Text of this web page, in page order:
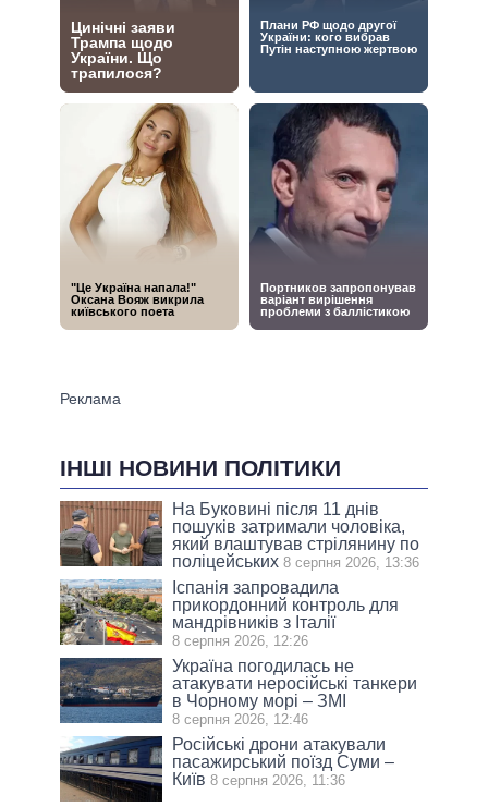
ІНШІ НОВИНИ ПОЛІТИКИ
На Буковині після 11 днів
пошуків затримали чоловіка,
який влаштував стрілянину по
поліцейських 8 серпня 2026, 13:36
Іспанія запровадила
прикордонний контроль для
мандрівників з Італії
8 серпня 2026, 12:26
Україна погодилась не
атакувати неросійські танкери
в Чорному морі – ЗМІ
8 серпня 2026, 12:46
Російські дрони атакували
пасажирський поїзд Суми –
Київ 8 серпня 2026, 11:36